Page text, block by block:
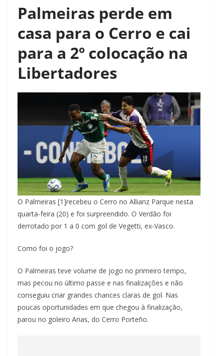
Palmeiras perde em
casa para o Cerro e cai
para a 2º colocação na
Libertadores
O Palmeiras [1]recebeu o Cerro no Allianz Parque nesta
quarta-feira (20) e foi surpreendido. O Verdão foi
derrotado por 1 a 0 com gol de Vegetti, ex-Vasco.
Como foi o jogo?
O Palmeiras teve volume de jogo no primeiro tempo,
mas pecou no último passe e nas finalizações e não
conseguiu criar grandes chances claras de gol. Nas
poucas oportunidades em que chegou à finalização,
parou no goleiro Arias, do Cerro Porteño.